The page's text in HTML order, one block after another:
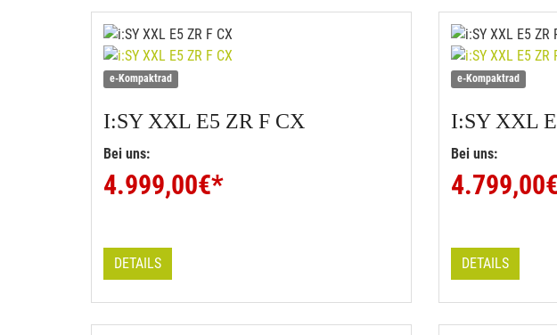
e-Kompaktrad
I:SYXXL E5 ZR F CX
Bei uns:
4.999,00€*
DETAILS
e-Kompaktrad
I:SYXXL
Bei uns:
4.799,00
DETAILS